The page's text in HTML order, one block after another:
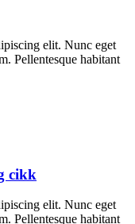
elit. Nunc eget
Pellentesque habitant
cikk
elit. Nunc eget
Pellentesque habitant